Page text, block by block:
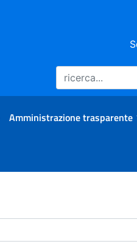
Amministrazione trasparente